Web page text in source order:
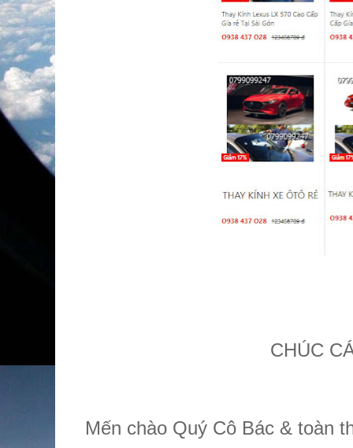
CHÚC
Mến chào Quý Cô Bác & toàn